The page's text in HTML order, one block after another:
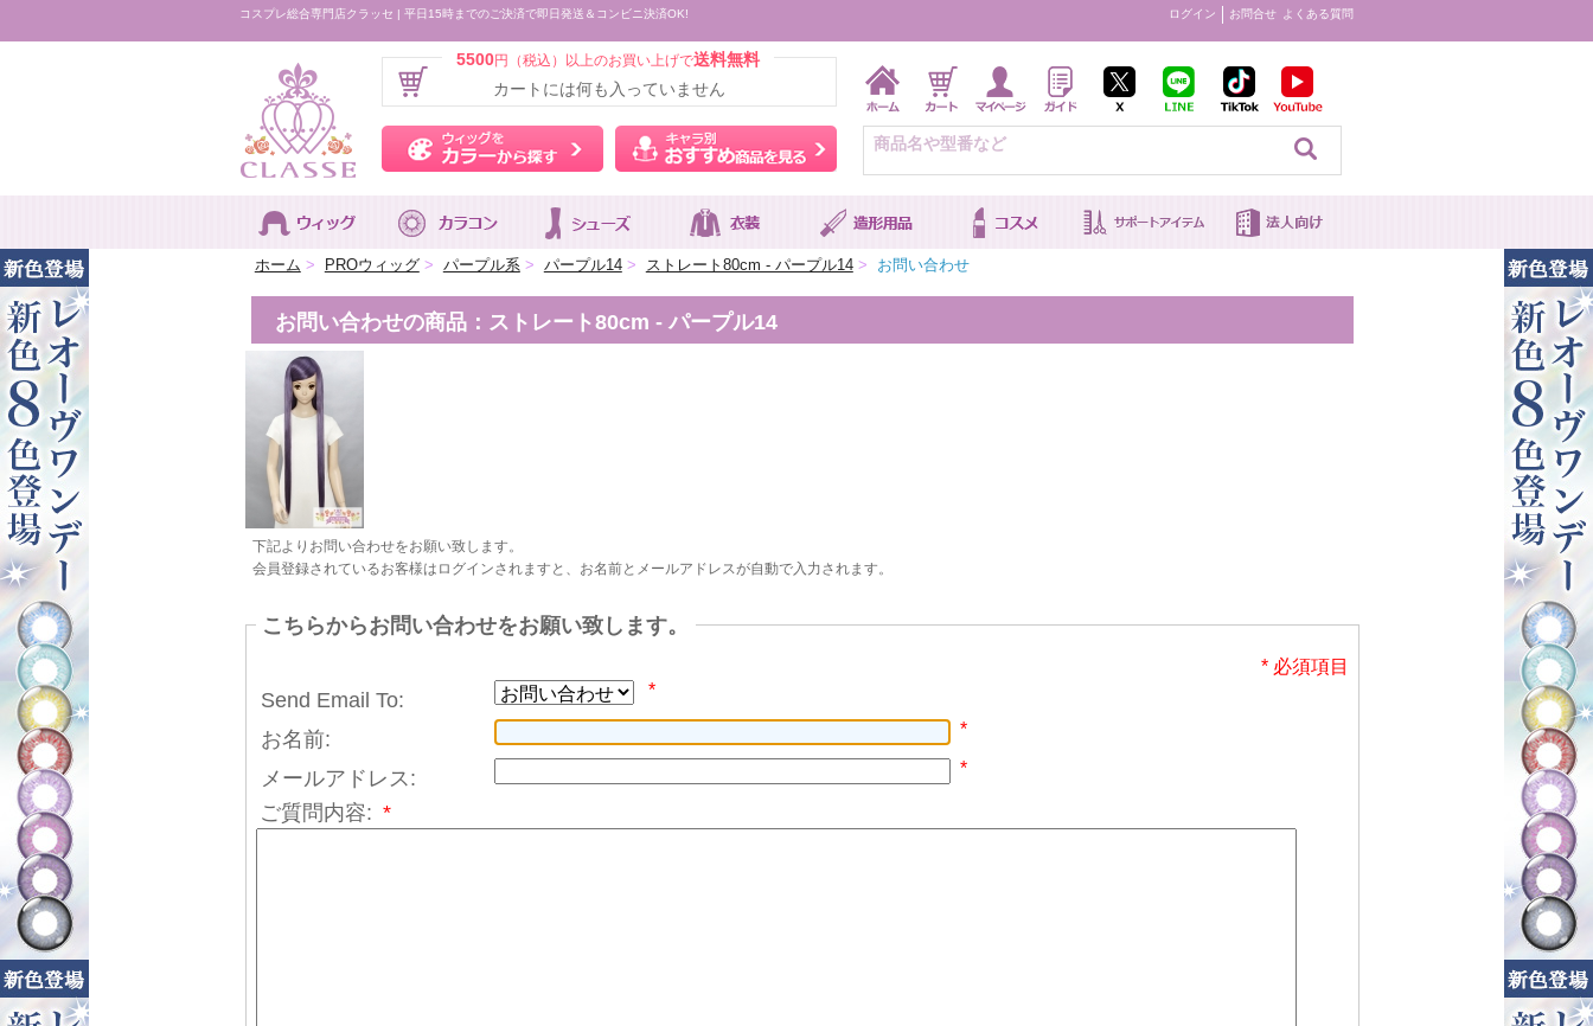
コスプレ総合専門店クラッセ | 平日15時までのご決済で即日発送＆コンビニ決済OK! ログイン お問合せ よくある質問
5500円（税込）以上のお買い上げで送料無料
カートには何も入っていません
ウィッグをカラーから探す キャラ別おすすめ商品を見る
ホーム > PROウィッグ > パープル系 > パープル14 > ストレート80cm - パープル14 > お問い合わせ
お問い合わせの商品：ストレート80cm - パープル14
下記よりお問い合わせをお願い致します。
会員登録されているお客様はログインされますと、お名前とメールアドレスが自動で入力されます。
こちらからお問い合わせをお願い致します。
* 必須項目
Send Email To: *
お名前: *
メールアドレス: *
ご質問内容: *